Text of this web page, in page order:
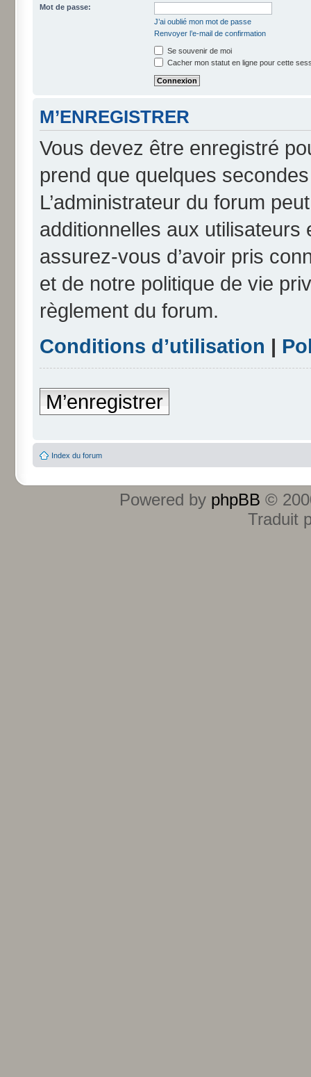
Mot de passe:
J’ai oublié mon mot de passe
Renvoyer l’e-mail de confirmation
Se souvenir de moi
Cacher mon statut en ligne pour cette
M’ENREGISTRER
Vous devez être enregistré
prend que quelques
L’administrateur du forum
additionnelles aux
assurez-vous d’avoir pris
et de notre politique de vie
règlement du forum.
Conditions d’utilisation |
M’enregistrer
Index du forum
Powered by phpBB ©
Traduit